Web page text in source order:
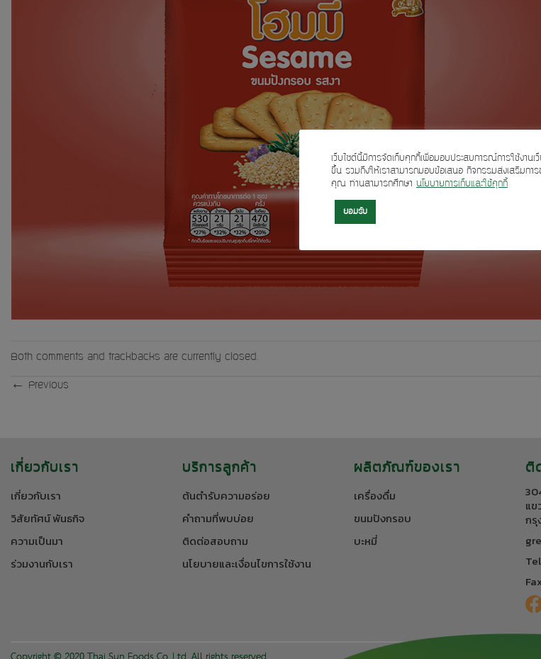
Both comments and trackbacks are currently closed.
← Previous
เกี่ยวกับเรา
เกี่ยวกับเรา
วิสัยทัศน์ พันธกิจ
ความเป็นมา
ร่วมงานกับเรา
บริการลูกค้า
ต้นตำรับความอร่อย
คำถามที่พบบ่อย
ติดต่อสอบถาม
นโยบายและเงื่อนไขการใช้งาน
ผลิตภัณฑ์ของเรา
เครื่องดื่ม
ขนมปังกรอบ
บะหมี่
ติ
แข
กรุ
เว็บไซต์นี้มีการจัดเก็บคุกกี้เพื่อมอบประสบการณ์การใช้งาน
ขึ้น รวมถึงให้เราสามารถมอบข้อเสนอ กิจกรรมส่งเสริมกา
คุณ ท่านสามารถศึกษา นโยบายการเก็บและใช้คุกกี้
ยอมรับ